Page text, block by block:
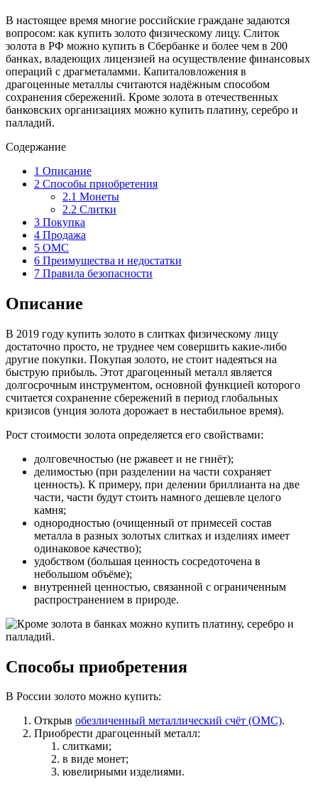
В настоящее время многие российские граждане задаются
вопросом: как купить золото физическому лицу. Слиток
золота в РФ можно купить в Сбербанке и более чем в 200
банках, владеющих лицензией на осуществление финансовых
операций с драгметаламми. Капиталовложения в
драгоценные металлы считаются надёжным способом
сохранения сбережений. Кроме золота в отечественных
банковских организациях можно купить платину, серебро и
палладий.
Содержание
1 Описание
2 Способы приобретения
2.1 Монеты
2.2 Слитки
3 Покупка
4 Продажа
5 ОМС
6 Преимущества и недостатки
7 Правила безопасности
Описание
В 2019 году купить золото в слитках физическому лицу
достаточно просто, не труднее чем совершить какие-либо
другие покупки. Покупая золото, не стоит надеяться на
быструю прибыль. Этот драгоценный металл является
долгосрочным инструментом, основной функцией которого
считается сохранение сбережений в период глобальных
кризисов (унция золота дорожает в нестабильное время).
Рост стоимости золота определяется его свойствами:
долговечностью (не ржавеет и не гниёт);
делимостью (при разделении на части сохраняет
ценность). К примеру, при делении бриллианта на две
части, части будут стоить намного дешевле целого
камня;
однородностью (очищенный от примесей состав
металла в разных золотых слитках и изделиях имеет
одинаковое качество);
удобством (большая ценность сосредоточена в
небольшом объёме);
внутренней ценностью, связанной с ограниченным
распространением в природе.
Способы приобретения
В России золото можно купить:
Открыв обезличенный металлический счёт (ОМС).
Приобрести драгоценный металл:
слитками;
в виде монет;
ювелирными изделиями.